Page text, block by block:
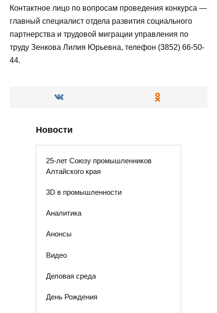
Контактное лицо по вопросам проведения конкурса —
главный специалист отдела развития социального
партнерства и трудовой миграции управления по
труду Зенкова Лилия Юрьевна, телефон (3852) 66-50-
44.
Новости
25-лет Союзу промышленников
Алтайского края
3D в промышленности
Аналитика
Анонсы
Видео
Деловая среда
День Рождения